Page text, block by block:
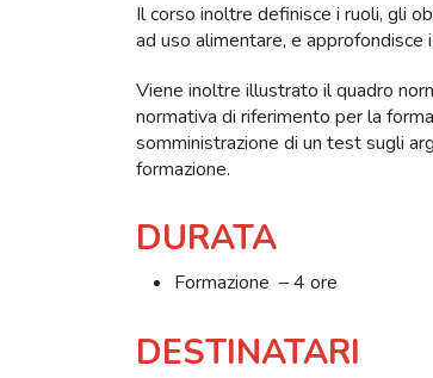
Il corso inoltre definisce i ruoli, gli
ad uso alimentare, e
Viene inoltre illustrato il quadro
normativa di riferimento per la
somministrazione di un test sugli
formazione.
DURATA
Formazione – 4 ore
DESTINATARI